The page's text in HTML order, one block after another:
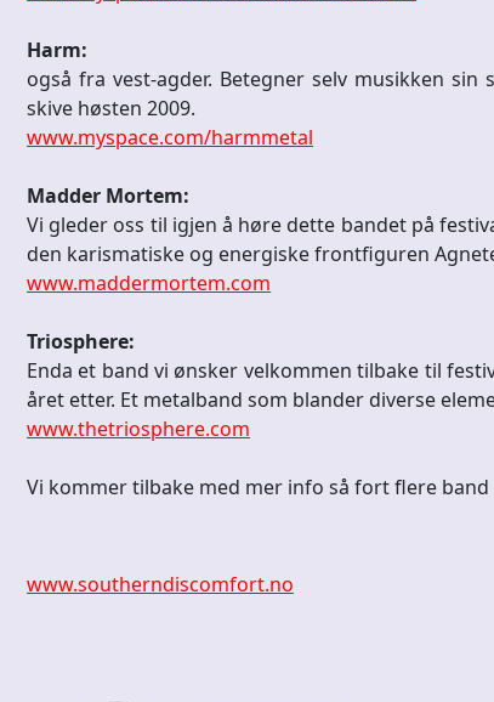
Harm:
også fra vest-agder. Betegner selv musikken
skive høsten 2009.
www.myspace.com/harmmetal
Madder Mortem:
Vi gleder oss til igjen å høre dette bandet på
den karismatiske og energiske frontfiguren
www.maddermortem.com
Triosphere:
Enda et band vi ønsker velkommen tilbake til
året etter. Et metalband som blander diverse
www.thetriosphere.com
Vi kommer tilbake med mer info så fort flere band
www.southerndiscomfort.no